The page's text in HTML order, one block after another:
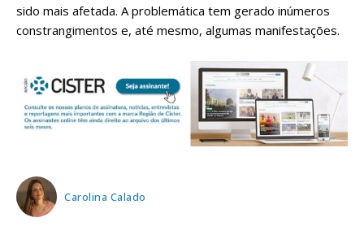
sido mais afetada. A problemática tem gerado inúmeros
constrangimentos e, até mesmo, algumas manifestações.
Carolina Calado